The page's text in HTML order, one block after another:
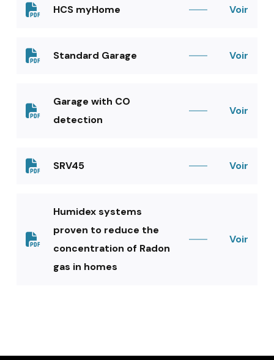
HCS myHome Voir
Standard Garage Voir
Garage with CO
detection
Voir
SRV45 Voir
Humidex systems
proven to reduce the
concentration of Radon
gas in homes
Voir